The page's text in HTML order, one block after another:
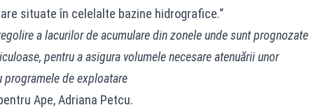
situate în celelalte bazine hidrografice.“
a lacurilor de acumulare din zonele unde sunt prognozate
pentru a asigura volumele necesare atenuării unor
de exploatare
Ape, Adriana Petcu.